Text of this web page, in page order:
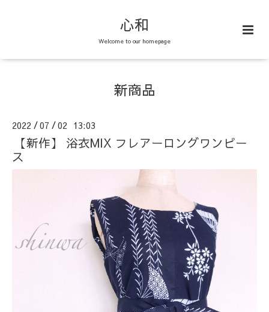
心和
Welcome to our homepage
新商品
2022 /07 /02 13:03
【新作】 浴衣MIX フレアーロングワンピー
ス